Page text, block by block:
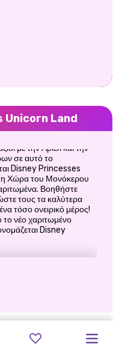
Unicorn Land
με την Άριελ και την
σε αυτό το
Disney Princesses
Χώρα του Μονόκερου
Βοηθήστε
τους τα καλύτερα
τόσο ονειρικό μέρος!
νέο χαριτωμένο
Disney
ΜΟΆΝΑ
ΣΤΟ
BFFS